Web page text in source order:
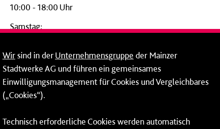
10:00 - 18:00 Uhr
Samstag:
24-Stunden-Telefon*
06131 – 12 77 77
Fax: 06131 – 12 66 66
Wirsind in derUnternehmensgruppe der Mainzer
Stadtwerke AG und führen ein gemeinsames
Einwilligungsmanagement für Cookies und Vergleichbares
(„Cookies“).
Technisch erforderliche Cookies werden automatisch